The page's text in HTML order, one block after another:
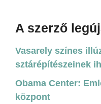
A szerző
Vasarely színes
sztárépítészeinek
Obama Center:
központ